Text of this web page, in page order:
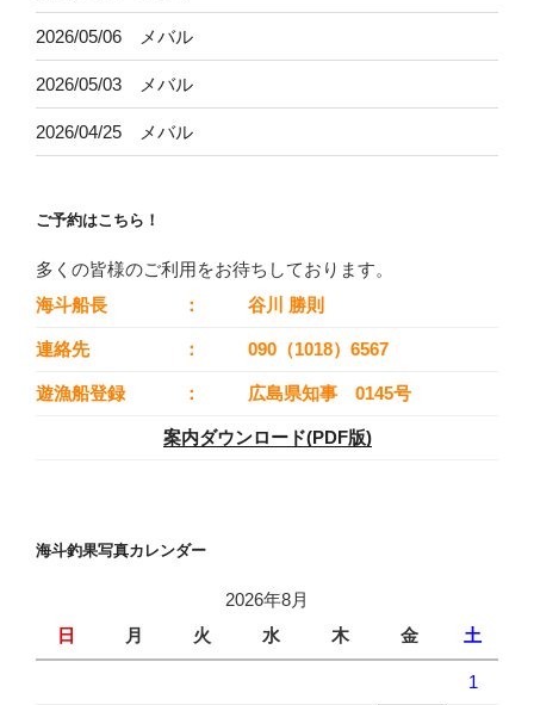
2026/05/06 メバル
2026/05/03 メバル
2026/04/25 メバル
ご予約はこちら！
多くの皆様のご利用をお待ちしております。
海斗船長
： 谷川 勝則
連絡先 ： 090（1018）6567
遊漁船登録 ： 広島県知事 0145号
案内ダウンロード(PDF版)
海斗釣果写真カレンダー
2026年8月
日
月 火 水 木 金 土
1